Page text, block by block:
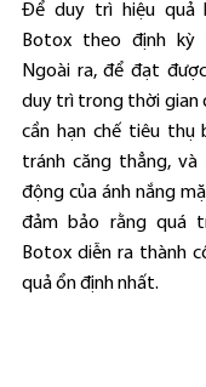
Để duy trì hiệu quả
Botox theo định kỳ
Ngoài ra, để đạt
duy trì trong thời gian
cần hạn chế tiêu thụ
tránh căng thẳng,
động của ánh nắng
đảm bảo rằng quá
Botox diễn ra thành
quả ổn định nhất.